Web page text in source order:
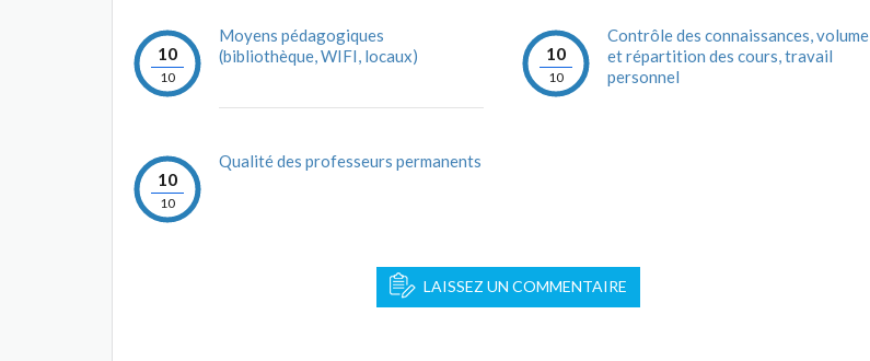
10
10
Moyens pédagogiques
(bibliothèque, WIFI, locaux)
10
10
Qualité des professeurs permanents
10
10
Contrôle des connaissances, volume
et répartition des cours, travail
personnel
LAISSEZ UN COMMENTAIRE